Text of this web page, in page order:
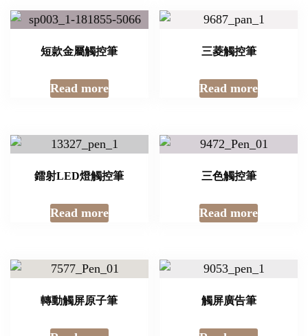
短款金屬觸控筆
Read more
三菱觸控筆
Read more
鐳射LED燈觸控筆
Read more
三色觸控筆
Read more
轉動觸屏原子筆 觸屏廣告筆